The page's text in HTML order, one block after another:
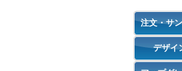
注文・サ
デザイ